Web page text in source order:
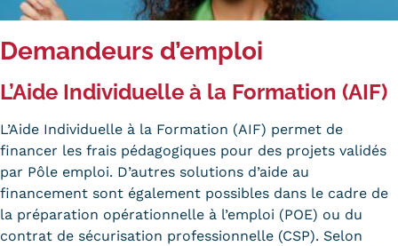
Former ses salariés
Accueillir un alternant ?
Taxe d'apprentissage
Demandeurs d’emploi
L’Aide Individuelle à la Formation (AIF)
L’Aide Individuelle à la Formation (AIF) permet de
financer les frais pédagogiques pour des projets validés
par Pôle emploi. D’autres solutions d’aide au
financement sont également possibles dans le cadre de
la préparation opérationnelle à l’emploi (POE) ou du
contrat de sécurisation professionnelle (CSP). Selon